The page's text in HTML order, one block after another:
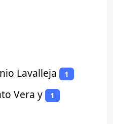
Lavalleja 1
Vera y 1